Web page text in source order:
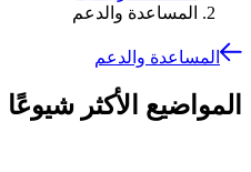
المساعدة والدعم
المساعدة والدعم
المواضيع الأكثر شيوعًا